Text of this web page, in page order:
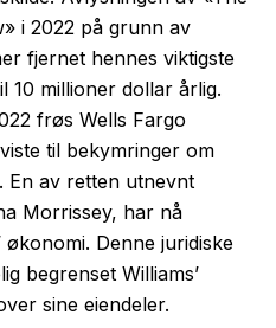
i 2022 på grunn av
fjernet hennes viktigste
10 millioner dollar årlig.
frøs Wells Fargo
til bekymringer om
En av retten utnevnt
Morrissey, har nå
økonomi. Denne juridiske
begrenset Williams’
sine eiendeler.